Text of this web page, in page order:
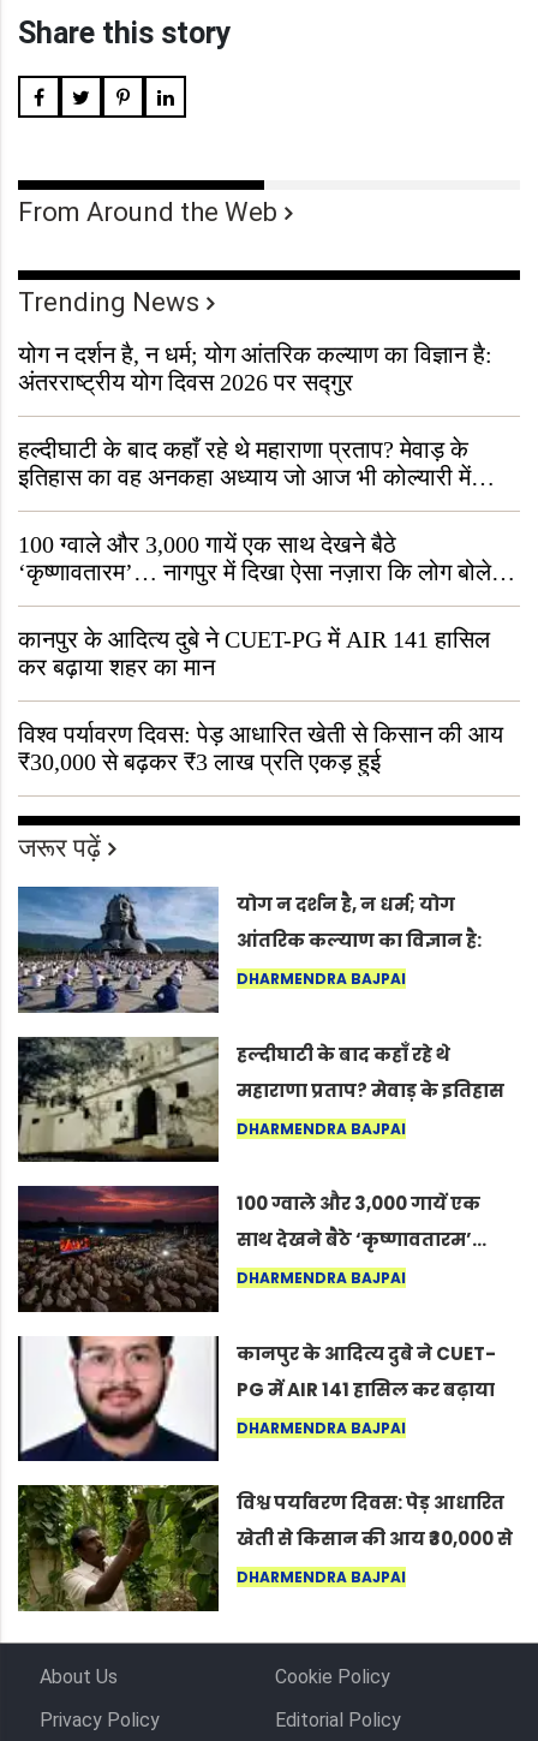
Share this story
From Around the Web
Trending News
योग न दर्शन है, न धर्म; योग आंतरिक कल्याण का विज्ञान है:
अंतरराष्ट्रीय योग दिवस 2026 पर सद्गुर
हल्दीघाटी के बाद कहाँ रहे थे महाराणा प्रताप? मेवाड़ के
इतिहास का वह अनकहा अध्याय जो आज भी कोल्यारी में
जीवित है
100 ग्वाले और 3,000 गायें एक साथ देखने बैठे
‘कृष्णावतारम’… नागपुर में दिखा ऐसा नज़ारा कि लोग बोले,
“ऐसा तो सिर्फ़ कृष्ण ही कर सकते हैं”
कानपुर के आदित्य दुबे ने CUET-PG में AIR 141 हासिल
कर बढ़ाया शहर का मान
विश्व पर्यावरण दिवस: पेड़ आधारित खेती से किसान की आय
₹30,000 से बढ़कर ₹3 लाख प्रति एकड़ हुई
जरूर पढ़ें
योग न दर्शन है, न धर्म; योग
आंतरिक कल्याण का विज्ञान है:
अंतरराष्ट्रीय योग दिवस 2026 पर
DHARMENDRA BAJPAI
हल्दीघाटी के बाद कहाँ रहे थे
महाराणा प्रताप? मेवाड़ के इतिहास
का वह अनकहा अध्याय जो आज भी
DHARMENDRA BAJPAI
100 ग्वाले और 3,000 गायें एक
साथ देखने बैठे ‘कृष्णावतारम’…
नागपुर में दिखा ऐसा नज़ारा कि
कर सकते हैं”
DHARMENDRA BAJPAI
कानपुर के आदित्य दुबे ने CUET-
PG में AIR 141 हासिल कर बढ़ाया
शहर का मान
DHARMENDRA BAJPAI
विश्व पर्यावरण दिवस: पेड़ आधारित
खेती से किसान की आय ₹30,000 से
बढ़कर ₹3 लाख प्रति एकड़ हुई
DHARMENDRA BAJPAI
About Us
Cookie Policy
Privacy Policy
Editorial Policy